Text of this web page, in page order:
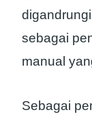
sebagai
manual
Sebagai